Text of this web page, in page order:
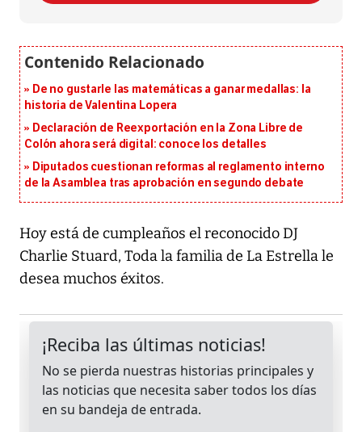
De no gustarle las matemáticas a ganar medallas: la
historia de Valentina Lopera
Declaración de Reexportación en la Zona Libre de
Colón ahora será digital: conoce los detalles
Diputados cuestionan reformas al reglamento interno
de la Asamblea tras aprobación en segundo debate
Hoy está de cumpleaños el reconocido DJ
Charlie Stuard, Toda la familia de La Estrella le
desea muchos éxitos.